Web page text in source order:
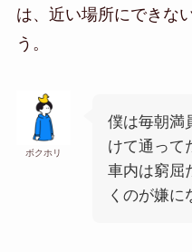
は、近い場所にできな
う。
ボクホリ
僕は毎朝満
けて通って
車内は窮屈
くのが嫌に